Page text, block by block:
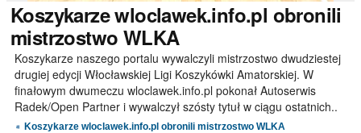
Koszykarzewloclawek.info.pl obronili
mistrzostwo WLKA
Koszykarze naszego portalu wywalczyli mistrzostwo dwudziestej
drugiej edycji Włocławskiej Ligi Koszykówki Amatorskiej. W
finałowym dwumeczu wloclawek.info.pl pokonał Autoserwis
Radek/Open Partner i wywalczył szósty tytuł w ciągu ostatnich..
Koszykarze wloclawek.info.pl obronili mistrzostwo WLKA